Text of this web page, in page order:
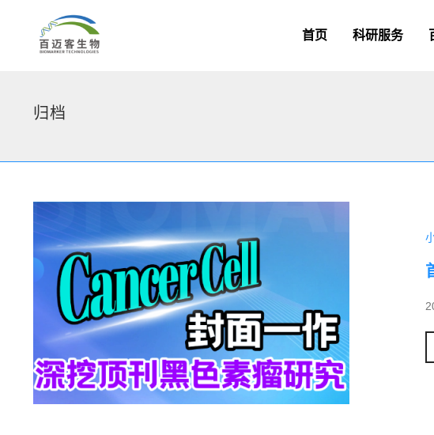
首页 科研服务
归档